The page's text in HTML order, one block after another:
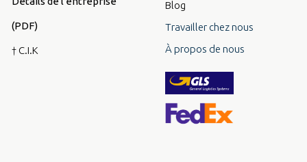
(PDF)
† C.I.K
Blog
Travailler chez nous
À propos de nous